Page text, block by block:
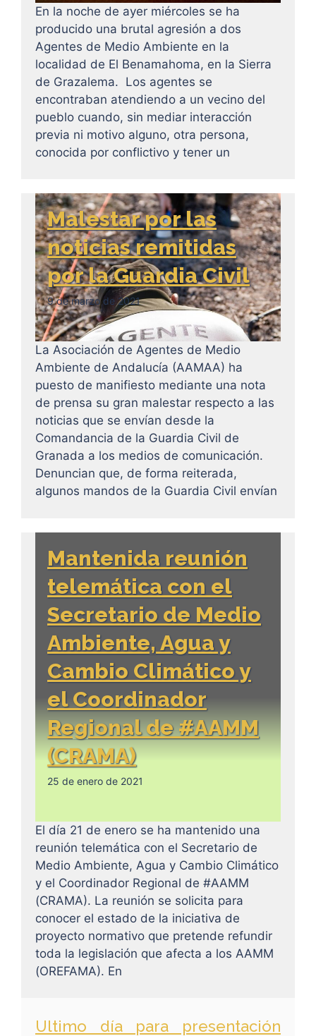
En la noche de ayer miércoles se ha
producido una brutal agresión a dos
Agentes de Medio Ambiente en la
localidad de El Benamahoma, en la Sierra
de Grazalema. Los agentes se
encontraban atendiendo a un vecino del
pueblo cuando, sin mediar interacción
previa ni motivo alguno, otra persona,
conocida por conflictivo y tener un
Malestar por las
noticias remitidas
por la Guardia Civil
9 de marzo de 2021
La Asociación de Agentes de Medio
Ambiente de Andalucía (AAMAA) ha
puesto de manifiesto mediante una nota
de prensa su gran malestar respecto a las
noticias que se envían desde la
Comandancia de la Guardia Civil de
Granada a los medios de comunicación.
Denuncian que, de forma reiterada,
algunos mandos de la Guardia Civil envían
Mantenida reunión
telemática con el
Secretario de Medio
Ambiente, Agua y
Cambio Climático y
el Coordinador
Regional de #AAMM
(CRAMA)
25 de enero de 2021
El día 21 de enero se ha mantenido una
reunión telemática con el Secretario de
Medio Ambiente, Agua y Cambio Climático
y el Coordinador Regional de #AAMM
(CRAMA). La reunión se solicita para
conocer el estado de la iniciativa de
proyecto normativo que pretende refundir
toda la legislación que afecta a los AAMM
(OREFAMA). En
Ultimo día para presentación